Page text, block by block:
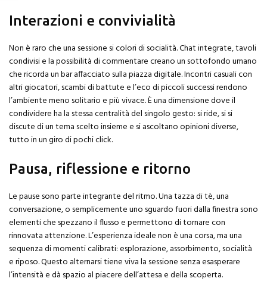
Interazioni e convivialità
Non è raro che una sessione si colori di socialità. Chat integrate, tavoli
condivisi e la possibilità di commentare creano un sottofondo umano
che ricorda un bar affacciato sulla piazza digitale. Incontri casuali con
altri giocatori, scambi di battute e l’eco di piccoli successi rendono
l’ambiente meno solitario e più vivace. È una dimensione dove il
condividere ha la stessa centralità del singolo gesto: si ride, si si
discute di un tema scelto insieme e si ascoltano opinioni diverse,
tutto in un giro di pochi click.
Pausa, riflessione e ritorno
Le pause sono parte integrante del ritmo. Una tazza di tè, una
conversazione, o semplicemente uno sguardo fuori dalla finestra sono
elementi che spezzano il flusso e permettono di tornare con
rinnovata attenzione. L’esperienza ideale non è una corsa, ma una
sequenza di momenti calibrati: esplorazione, assorbimento, socialità
e riposo. Questo alternarsi tiene viva la sessione senza esasperare
l’intensità e dà spazio al piacere dell’attesa e della scoperta.